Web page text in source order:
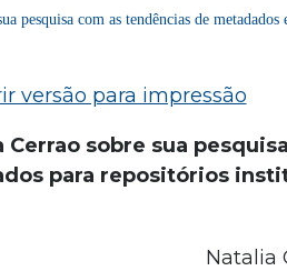
pesquisa com as tendências de metadados
sobre sua
para repositórios
Natalia